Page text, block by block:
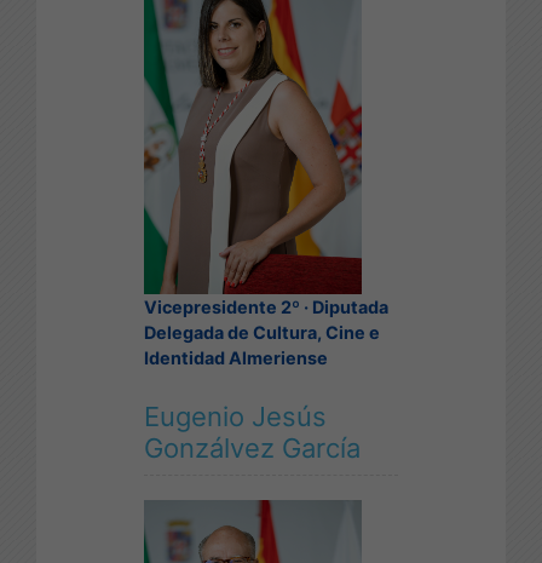
Vicepresidente 2º · Diputada
Delegada de Cultura, Cine e
Identidad Almeriense
Eugenio Jesús
Gonzálvez García